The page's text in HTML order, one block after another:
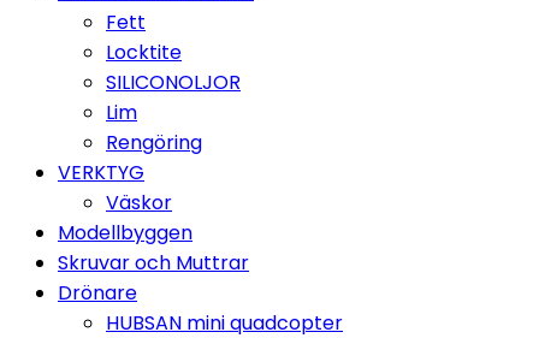
Fett
Locktite
SILICONOLJOR
Lim
Rengöring
VERKTYG
Väskor
Modellbyggen
Skruvar och Muttrar
Drönare
HUBSAN mini quadcopter